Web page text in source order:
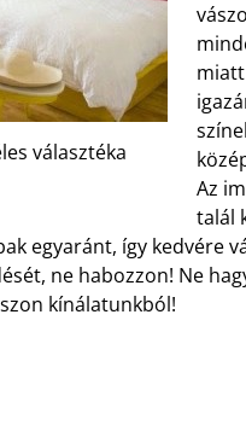
választéka
Az
talál
egyaránt, így kedvére
ne habozzon! Ne
kínálatunkból!